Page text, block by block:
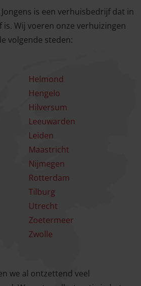
is een verhuisbedrijf dat in
is. Wij voeren onze verhuizingen
volgende steden:
Helmond
Hengelo
Hilversum
Leeuwarden
Leiden
Maastricht
Nijmegen
Rotterdam
Tilburg
Utrecht
Zoetermeer
Zwolle
we al ontzettend veel